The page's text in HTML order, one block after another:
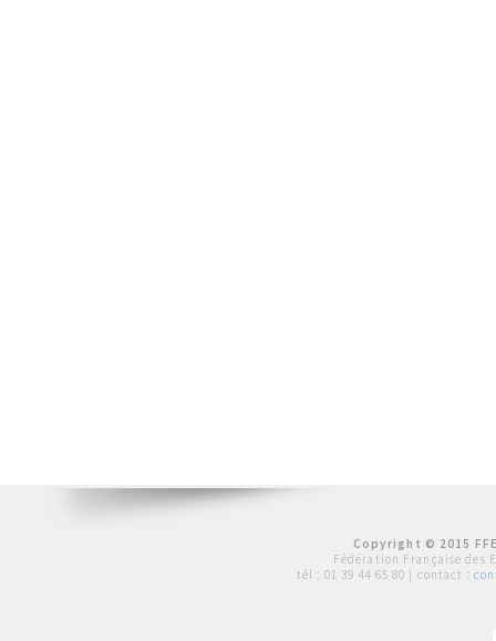
Copyright © 2015
Fédération Française des
tél : 01 39 44 65 80 | contact :